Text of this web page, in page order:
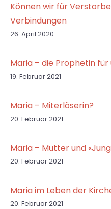
Können wir für
Verbindungen
26. April 2020
Maria – die Prophetin für
19. Februar 2021
Maria – Miterlöserin?
20. Februar 2021
Maria – Mutter und
20. Februar 2021
Maria im Leben der
20. Februar 2021